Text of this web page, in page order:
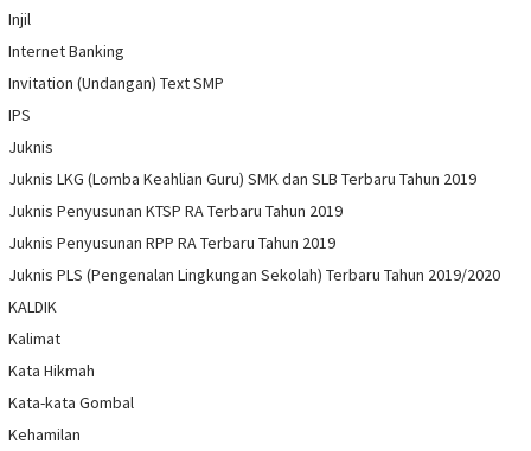
Injil
Internet Banking
Invitation (Undangan) Text SMP
IPS
Juknis
Juknis LKG (Lomba Keahlian Guru) SMK dan SLB Terbaru Tahun 2019
Juknis Penyusunan KTSP RA Terbaru Tahun 2019
Juknis Penyusunan RPP RA Terbaru Tahun 2019
Juknis PLS (Pengenalan Lingkungan Sekolah) Terbaru Tahun 2019/2020
KALDIK
Kalimat
Kata Hikmah
Kata-kata Gombal
Kehamilan